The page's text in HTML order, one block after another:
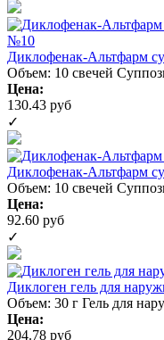
Диклофенак-Альтфарм
Объем: 10 свечей
Цена:
130.43 руб
✓
Диклофенак-Альтфарм
Объем: 10 свечей
Цена:
92.60 руб
✓
Диклоген гель для
Объем: 30 г Гель для
Цена:
204.78 руб